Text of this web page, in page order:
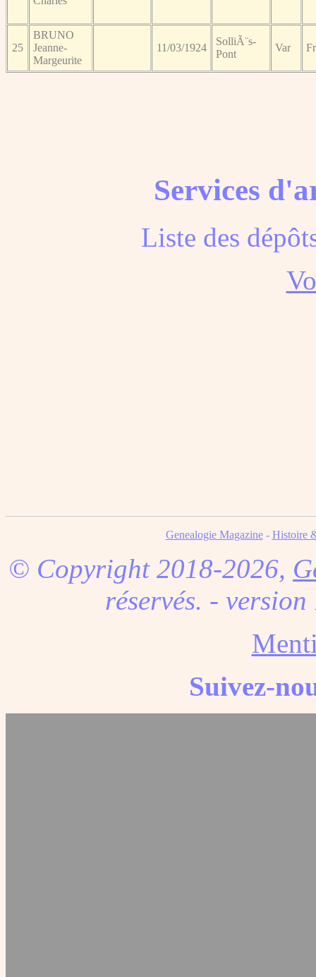
25
BRUNO
Jeanne-
Margeurite
11/03/1924
SolliÃ¨s-
Pont
Var
Services
Liste des
Genealogie Magazine- Histoire
© Copyright 2018-2026,
réservés. -
Suivez-